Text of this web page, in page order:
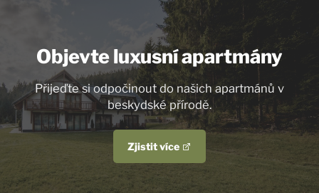
Objevte luxusní apartmány
Přijeďte si odpočinout do našich apartmánů v
beskydské přírodě.
Zjistit více